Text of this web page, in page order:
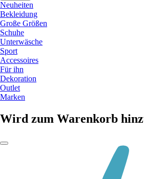
Neuheiten
Bekleidung
Große Größen
Schuhe
Unterwäsche
Sport
Accessoires
Für ihn
Dekoration
Outlet
Marken
Wird zum Warenkorb